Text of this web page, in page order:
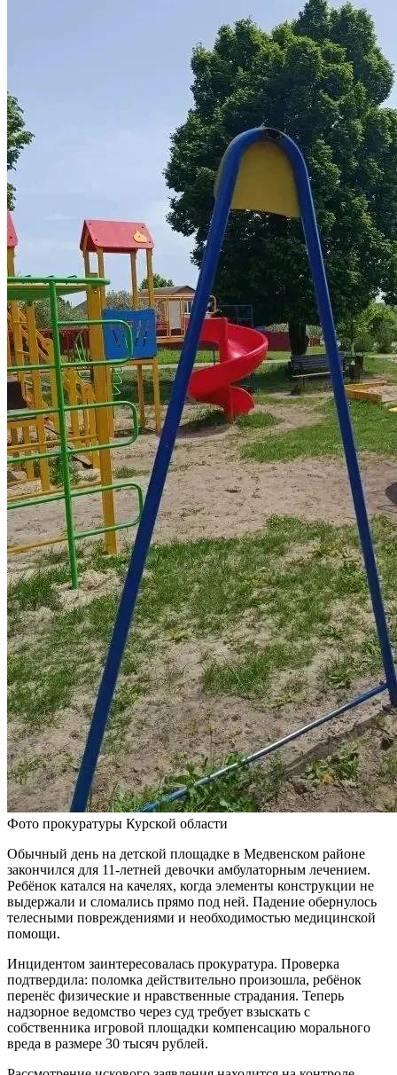
Фото прокуратуры Курской области
Обычный день на детской площадке в Медвенском районе
закончился для 11-летней девочки амбулаторным лечением.
Ребёнок катался на качелях, когда элементы конструкции не
выдержали и сломались прямо под ней. Падение обернулось
телесными повреждениями и необходимостью медицинской
помощи.
Инцидентом заинтересовалась прокуратура. Проверка
подтвердила: поломка действительно произошла, ребёнок
перенёс физические и нравственные страдания. Теперь
надзорное ведомство через суд требует взыскать с
собственника игровой площадки компенсацию морального
вреда в размере 30 тысяч рублей.